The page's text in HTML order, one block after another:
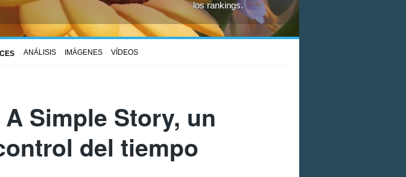
los rankings.
ANÁLISIS IMÁGENES VÍDEOS
Simple Story, un
del tiempo